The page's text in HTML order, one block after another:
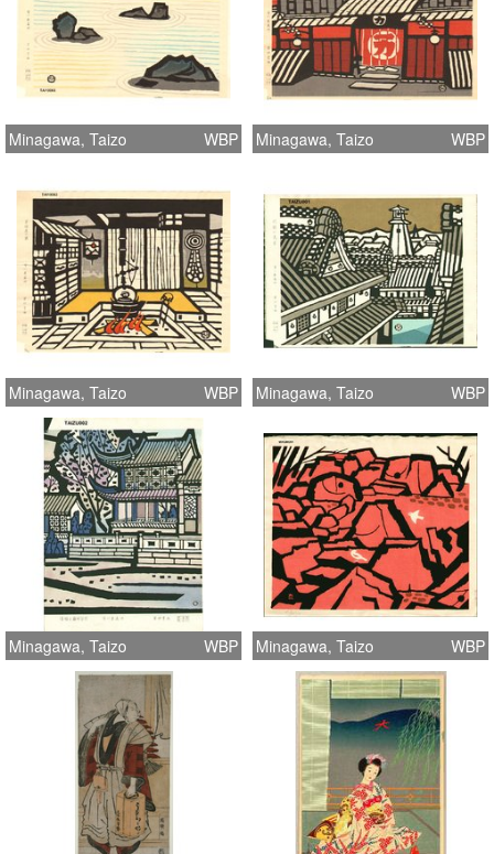
Minagawa, Taizo WBP Minagawa, Taizo WBP
Minagawa, Taizo WBP Minagawa, Taizo WBP
Minagawa, Taizo WBP Minagawa, Taizo WBP